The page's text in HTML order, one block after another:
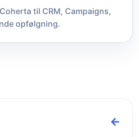
til CRM, Campaigns,
opfølgning.
←